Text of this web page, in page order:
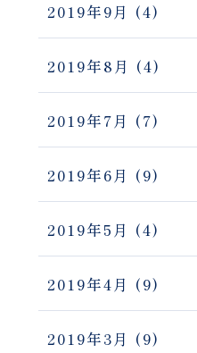
2019年9月 (4)
2019年8月 (4)
2019年7月 (7)
2019年6月 (9)
2019年5月 (4)
2019年4月 (9)
2019年3月 (9)